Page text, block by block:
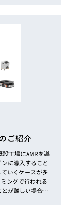
ご紹介
に導入すること
いくケースが多
ングで行われる
が難しい場合も